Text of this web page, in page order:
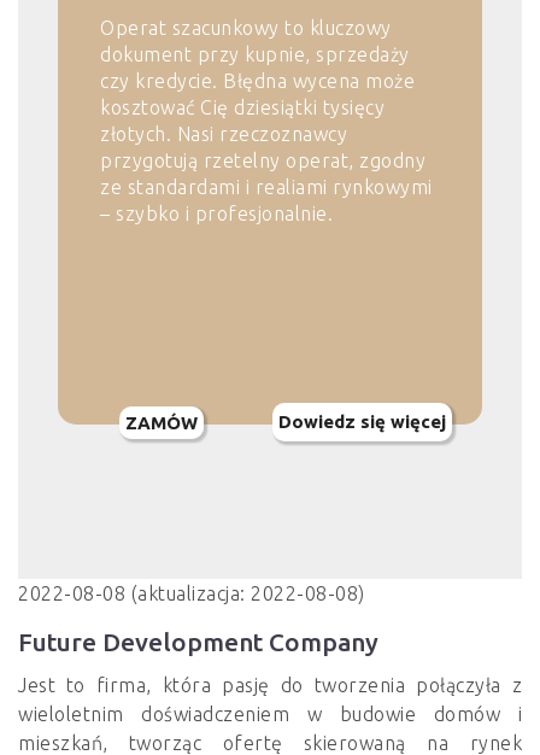
Operat szacunkowy to kluczowy
dokument przy kupnie, sprzedaży
czy kredycie. Błędna wycena może
kosztować Cię dziesiątki tysięcy
złotych. Nasi rzeczoznawcy
przygotują rzetelny operat, zgodny
ze standardami i realiami rynkowymi
– szybko i profesjonalnie.
ZAMÓW Dowiedz się więcej
2022-08-08 (aktualizacja: 2022-08-08)
Future Development Company
Jest to firma, która pasję do tworzenia połączyła z
wieloletnim doświadczeniem w budowie domów i
mieszkań, tworząc ofertę skierowaną na rynek